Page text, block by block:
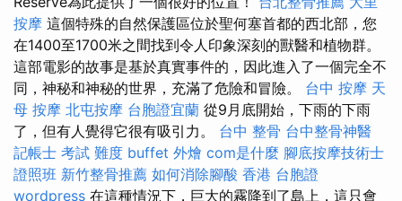
按摩 這個特殊的自然保護區位於聖何塞首都的西北部，您
在1400至1700米之間找到令人印象深刻的獸醫和植物群。
這部電影的故事是基於真實事件的，因此進入了一個完全不
同，神秘和神秘的世界，充滿了危險和冒險。 台中 按摩 天
母 按摩 北屯按摩 台胞證宜蘭 從9月底開始，下雨的下雨
了，但有人覺得它很有吸引力。 台中 整骨 台中整骨神醫
記帳士 考試 難度 buffet 外燴 com是什麼 腳底按摩技術士
證照班 新竹整骨推薦 如何消除腳酸 香港 台胞證
wordpress 在這種情況下，巨大的霧降到了島上，這只會